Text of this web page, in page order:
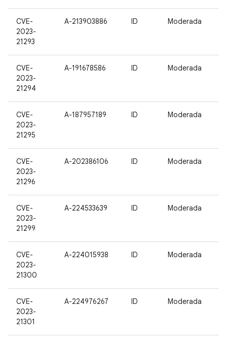
CVE-
2023-
21293
A-213903886 ID Moderada
CVE-
2023-
21294
A-191678586 ID Moderada
CVE-
2023-
21295
A-187957189 ID Moderada
CVE-
2023-
21296
A-202386106 ID Moderada
CVE-
2023-
21299
A-224533639 ID Moderada
CVE-
2023-
21300
A-224015938 ID Moderada
CVE-
2023-
21301
A-224976267 ID Moderada